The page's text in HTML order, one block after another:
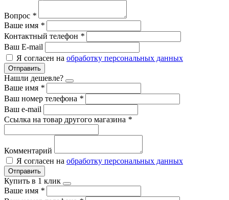
Вопрос *
Ваше имя *
Контактный телефон *
Ваш E-mail
Я согласен на обработку персональных данных
Отправить
Нашли дешевле?
Ваше имя *
Ваш номер телефона *
Ваш e-mail
Ссылка на товар другого магазина *
Комментарий
Я согласен на обработку персональных данных
Отправить
Купить в 1 клик
Ваше имя *